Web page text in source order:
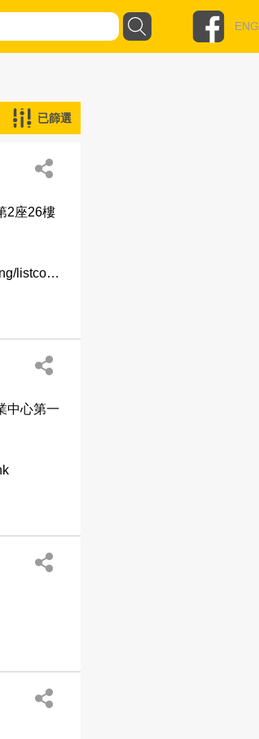
ENG
已篩選
2座26樓
http://www.cheongming.com/eng/listco_fin_info.htm
中心第一